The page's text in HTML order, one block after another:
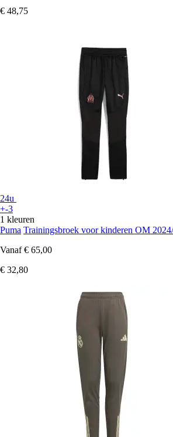
€ 48,75
24u
+-3
1 kleuren
Puma Trainingsbroek voor kinderen OM
Vanaf € 65,00
€ 32,80